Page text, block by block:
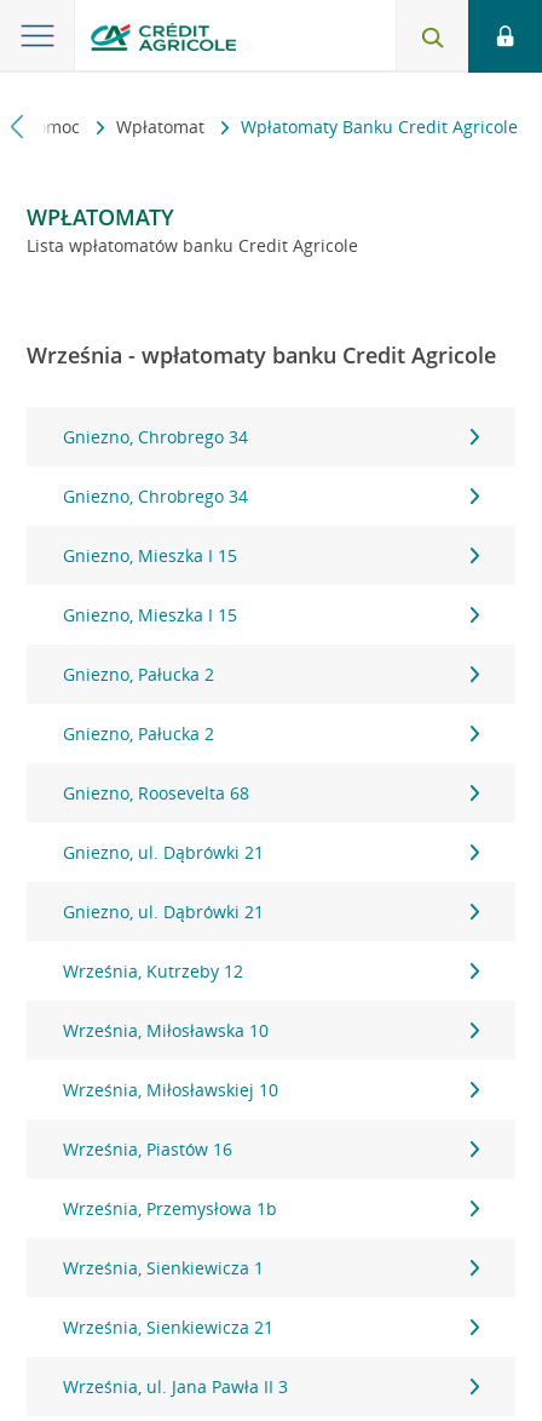
i pomoc Wpłatomat Wpłatomaty Banku Credit Agricole
WPŁATOMATY
Lista wpłatomatów banku Credit Agricole
Września - wpłatomaty banku Credit Agricole
Gniezno, Chrobrego 34
Gniezno, Chrobrego 34
Gniezno, Mieszka I 15
Gniezno, Mieszka I 15
Gniezno, Pałucka 2
Gniezno, Pałucka 2
Gniezno, Roosevelta 68
Gniezno, ul. Dąbrówki 21
Gniezno, ul. Dąbrówki 21
Września, Kutrzeby 12
Września, Miłosławska 10
Września, Miłosławskiej 10
Września, Piastów 16
Września, Przemysłowa 1b
Września, Sienkiewicza 1
Września, Sienkiewicza 21
Września, ul. Jana Pawła II 3